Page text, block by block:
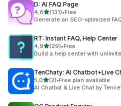
D: AI FAQ Page
4,6av 5 stjerner
(131)
Totalt 131 omtaler
•Free
Generate an SEO-optimized
RT: Instant FAQ, Help Center
4,9av 5 stjerner
(29)
Totalt 29 omtaler
•Free
Build a help center with
TenChaty: AI Chatbot+Live
5,0av 5 stjerner
(2)
Totalt 2 omtaler
•Free plan available
AI Chatbot & Live Chat by